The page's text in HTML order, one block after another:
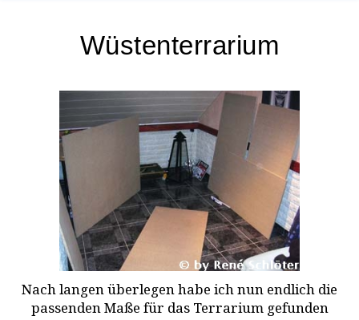
Wüstenterrarium
Nach langen überlegen habe ich nun endlich die
passenden Maße für das Terrarium gefunden